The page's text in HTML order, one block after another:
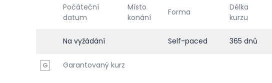
Počáteční
datum
Místo
konání
Forma
Délka
kurzu
Na vyžádání Self-paced 365 dnů
G Garantovaný kurz